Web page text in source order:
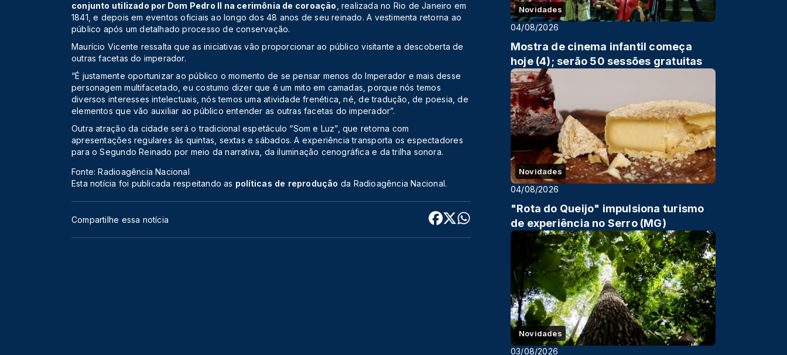
conjunto utilizado por Dom Pedro II na cerimônia de coroação , realizada no Rio de Janeiro em
1841, e depois em eventos oficiais ao longo dos 48 anos de seu reinado. A vestimenta retorna ao
público após um detalhado processo de conservação.
Maurício Vicente ressalta que as iniciativas vão proporcionar ao público visitante a descoberta de
outras facetas do imperador.
“É justamente oportunizar ao público o momento de se pensar menos do Imperador e mais desse
personagem multifacetado, eu costumo dizer que é um mito em camadas, porque nós temos
diversos interesses intelectuais, nós temos uma atividade frenética, né, de tradução, de poesia, de
elementos que vão auxiliar ao público entender as outras facetas do imperador”.
Outra atração da cidade será o tradicional espetáculo “Som e Luz”, que retorna com
apresentações regulares às quintas, sextas e sábados. A experiência transporta os espectadores
para o Segundo Reinado por meio da narrativa, da iluminação cenográfica e da trilha sonora.
Fonte: Radioagência Nacional
Esta notícia foi publicada respeitando as políticas de reprodução da Radioagência Nacional.
Compartilhe essa notícia
Novidades
04/08/2026
Mostra de cinema infantil começa
hoje (4); serão 50 sessões gratuitas
Novidades
04/08/2026
"Rota do Queijo" impulsiona turismo
de experiência no Serro (MG)
Novidades
03/08/2026